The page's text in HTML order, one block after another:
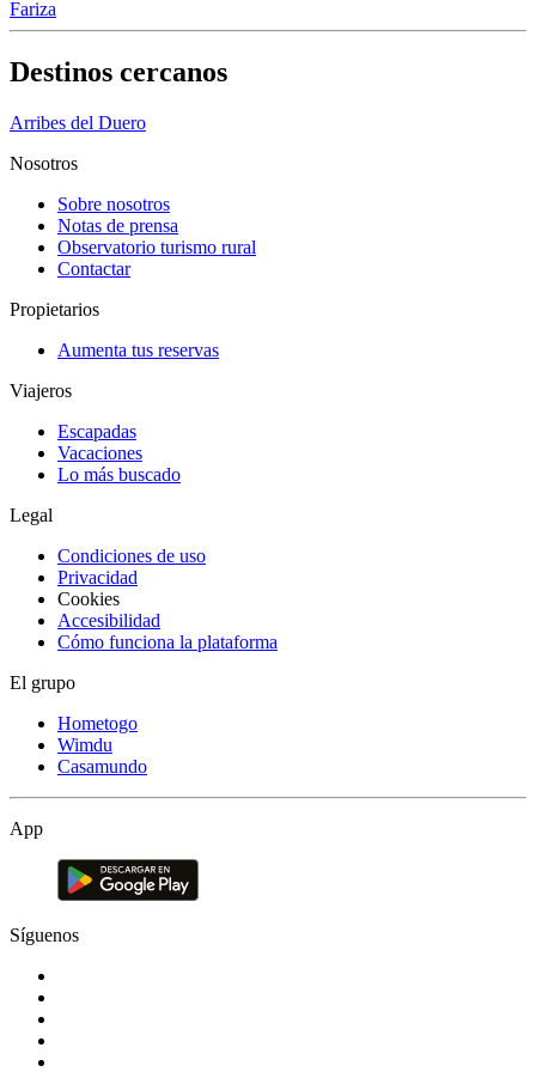
Fariza
Destinos cercanos
Arribes del Duero
Nosotros
Sobre nosotros
Notas de prensa
Observatorio turismo rural
Contactar
Propietarios
Aumenta tus reservas
Viajeros
Escapadas
Vacaciones
Lo más buscado
Legal
Condiciones de uso
Privacidad
Cookies
Accesibilidad
Cómo funciona la plataforma
El grupo
Hometogo
Wimdu
Casamundo
App
Síguenos